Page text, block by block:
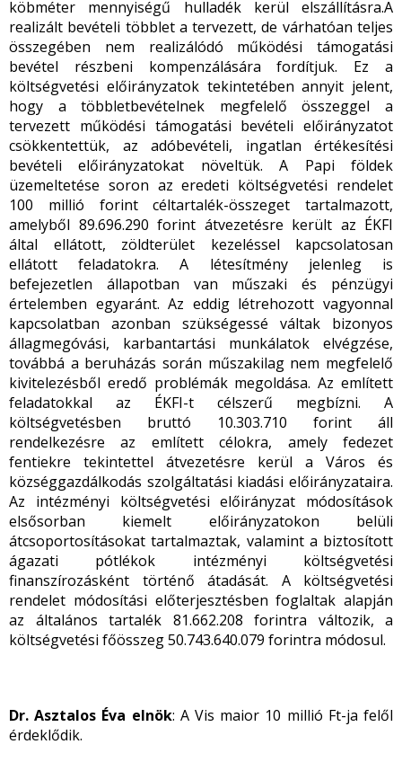
köbméter mennyiségű hulladék kerül elszállításra.A
realizált bevételi többlet a tervezett, de várhatóan teljes
összegében nem realizálódó működési támogatási
bevétel részbeni kompenzálására fordítjuk. Ez a
költségvetési előirányzatok tekintetében annyit jelent,
hogy a többletbevételnek megfelelő összeggel a
tervezett működési támogatási bevételi előirányzatot
csökkentettük, az adóbevételi, ingatlan értékesítési
bevételi előirányzatokat növeltük. A Papi földek
üzemeltetése soron az eredeti költségvetési rendelet
100 millió forint céltartalék-összeget tartalmazott,
amelyből 89.696.290 forint átvezetésre került az ÉKFI
által ellátott, zöldterület kezeléssel kapcsolatosan
ellátott feladatokra. A létesítmény jelenleg is
befejezetlen állapotban van műszaki és pénzügyi
értelemben egyaránt. Az eddig létrehozott vagyonnal
kapcsolatban azonban szükségessé váltak bizonyos
állagmegóvási, karbantartási munkálatok elvégzése,
továbbá a beruházás során műszakilag nem megfelelő
kivitelezésből eredő problémák megoldása. Az említett
feladatokkal az ÉKFI-t célszerű megbízni. A
költségvetésben bruttó 10.303.710 forint áll
rendelkezésre az említett célokra, amely fedezet
fentiekre tekintettel átvezetésre kerül a Város és
községgazdálkodás szolgáltatási kiadási előirányzataira.
Az intézményi költségvetési előirányzat módosítások
elsősorban kiemelt előirányzatokon belüli
átcsoportosításokat tartalmaztak, valamint a biztosított
ágazati pótlékok intézményi költségvetési
finanszírozásként történő átadását. A költségvetési
rendelet módosítási előterjesztésben foglaltak alapján
az általános tartalék 81.662.208 forintra változik, a
költségvetési főösszeg 50.743.640.079 forintra módosul.
Dr. Asztalos Éva elnök: A Vis maior 10 millió Ft-ja felől
érdeklődik.